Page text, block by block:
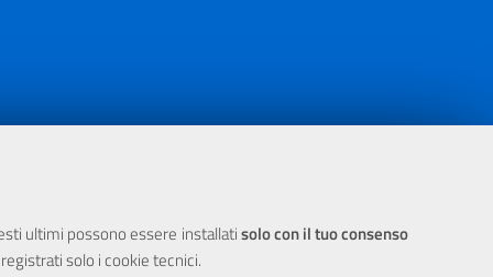
ultimi possono essere installatisolo con il tuo consenso
solo i cookie tecnici.
2006 Misura 6.05 - Fondo FESR